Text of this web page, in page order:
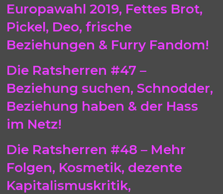
Europawahl 2019, Fettes Brot,
Pickel, Deo, frische
Beziehungen & Furry Fandom!
Die Ratsherren #47 –
Beziehung suchen, Schnodder,
Beziehung haben & der Hass
im Netz!
Die Ratsherren #48 – Mehr
Folgen, Kosmetik, dezente
Kapitalismuskritik,